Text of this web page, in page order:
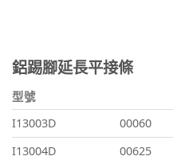
鋁踢腳延長平接條
型號
I13003D
00060
I13004D
00625